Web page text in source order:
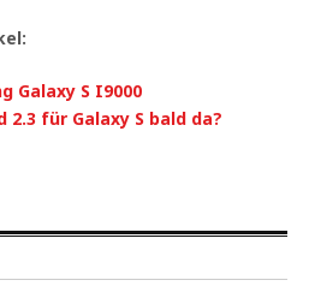
Galaxy S I9000
2.3 für Galaxy S bald da?